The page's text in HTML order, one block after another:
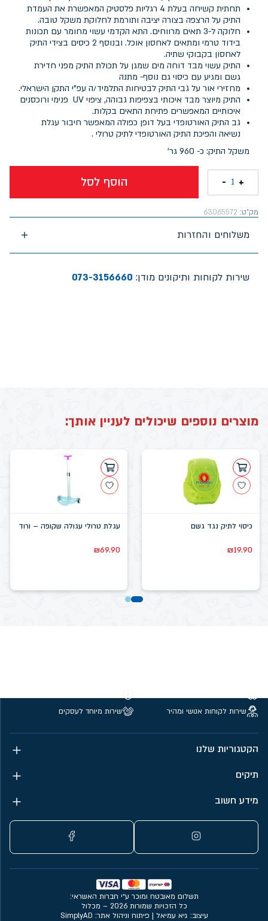
תחתית קשיחה בעלת 4 רגליות פלסטיק המאפשרת את העמדת
התיק על הרצפה בצורה יציבה ותורמת לחלוקת משקל טובה.
חלוקה ל-3 תאים מרווחים. התא הקדמי עשוי מחומר עם תכונות
בידוד טרמי ומתאים לאחסון אוכל. ובנוסף 2 כיסים בצידי התיק
לאחסון בקבוקי שתיה.
התיק עשוי מבד דוחה מים שמגן על תכולת התיק מפני חדירת
גשם ומגיע עם כיסוי גם נוסף- מתנה
מחזירי אור על גבי התיק לבטיחות התלמיד/ה עפ"י התקן הישראלי.
התיק מיוצר מבד איכותי בצפיפות גבוהה, ציפוי UV פנימי ורוכסנים
איכותיים המאפשרים פתיחת התאים בקלות.
גב התיק האורטופדי בעל דופן כפולה המאפשר חיבור עגלת
נשיאה והפיכת התיק האורטופדי לתיק טרולי .
משקל התיק: כ- 960 גר'
הוסף לסל +
1
-
מק"ט: 63065572
משלוחים והחזרות
שירות לקוחות ותיקונים מודן: 073-3156660
מוצרים נוספים שיכולים לעניין אותך:
כיסוי לתיק נגד גשם
₪19.90
עגלת טרולי עגולה שקופה – ורוד
₪69.90
שירות לקוחות אנושי ומהיר
שירות מיוחד לעסקים
הקטגוריות שלנו
תיקים
מידע חשוב
עיצוב: גיא עמיאל | פיתוח וניהול אתר: SimplyAD
תשלום מאובטח ומוכר ע״י חברות האשראי:
כל הזכויות שמורות 2026 – מכלול